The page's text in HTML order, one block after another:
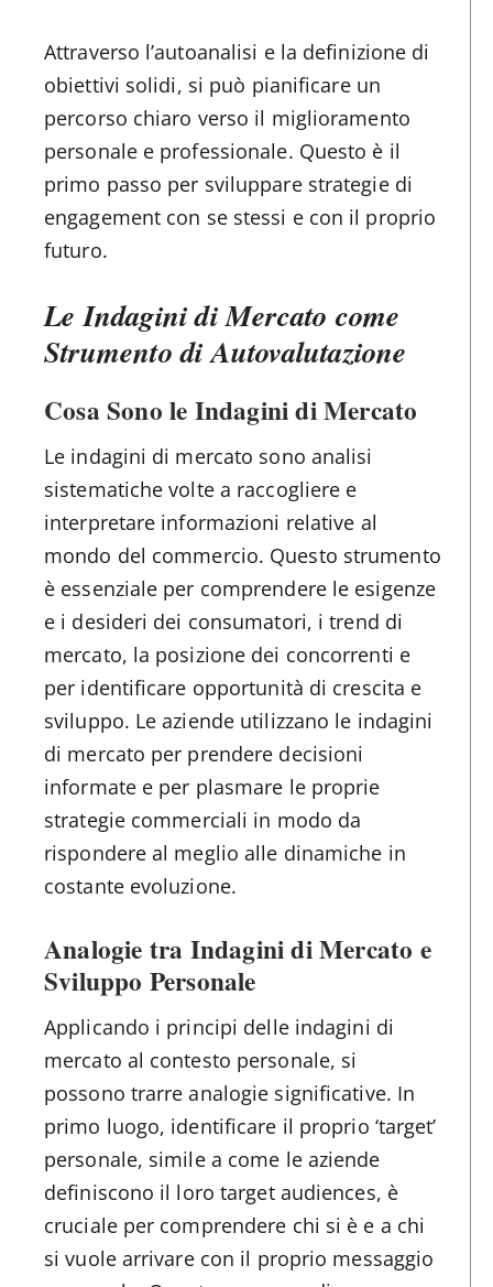
Attraverso l’autoanalisi e la definizione di
obiettivi solidi, si può pianificare un
percorso chiaro verso il miglioramento
personale e professionale. Questo è il
primo passo per sviluppare strategie di
engagement con se stessi e con il proprio
futuro.
Le Indagini di Mercato come
Strumento di Autovalutazione
Cosa Sono le Indagini di Mercato
Le indagini di mercato sono analisi
sistematiche volte a raccogliere e
interpretare informazioni relative al
mondo del commercio. Questo strumento
è essenziale per comprendere le esigenze
e i desideri dei consumatori, i trend di
mercato, la posizione dei concorrenti e
per identificare opportunità di crescita e
sviluppo. Le aziende utilizzano le indagini
di mercato per prendere decisioni
informate e per plasmare le proprie
strategie commerciali in modo da
rispondere al meglio alle dinamiche in
costante evoluzione.
Analogie tra Indagini di Mercato e
Sviluppo Personale
Applicando i principi delle indagini di
mercato al contesto personale, si
possono trarre analogie significative. In
primo luogo, identificare il proprio ‘target’
personale, simile a come le aziende
definiscono il loro target audiences, è
cruciale per comprendere chi si è e a chi
si vuole arrivare con il proprio messaggio